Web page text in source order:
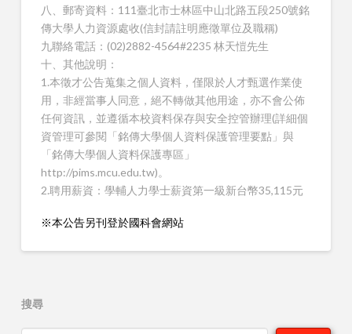
八、郵寄資料：111臺北市士林區中山北路五段250號銘
傳大學人力資源處收(信封請註明應徵單位及職稱)
九聯絡電話：(02)2882-4564#2235 林天愷先生
十、其他說明：
1.本徵才公告蒐集之個人資料，僅限於人才甄選作業使
用，非經當事人同意，絕不轉做其他用途，亦不會公佈
任何資訊，並遵循本校資料保存與安全控管辦理(詳細個
資管理可參閱「銘傳大學個人資料保護管理要點」與
「銘傳大學個人資料保護專區」
http://pims.mcu.edu.tw)。
2.聘用薪資：學輔人力學士薪資第一級新台幣35,115元
※本公告另刊登於國科會網站
搜尋